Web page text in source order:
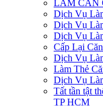
LÀM CĂN
Dịch Vụ
Dịch Vụ
Dịch Vụ
Cấp Lại
Dịch Vụ
Làm Thẻ
Dịch Vụ
Tất tần tật
TP HCM